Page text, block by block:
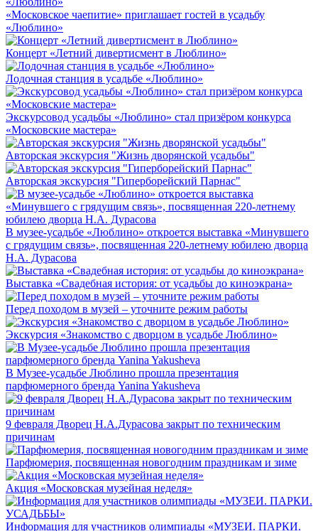
«Московское чаепитие» приглашает гостей в усадьбу
«Люблино»
Концерт «Летний дивертисмент в Люблино»
Лодочная станция в усадьбе «Люблино»
Экскурсовод усадьбы «Люблино» стал призёром конкурса
«Московские мастера»
Авторская экскурсия "Жизнь дворянской усадьбы"
Авторская экскурсия "Гиперборейский Парнас"
В музее-усадьбе «Люблино» откроется выставка «Минувшего
с грядущим связь», посвященная 220-летнему юбилею дворца
Н.А. Дурасова
Выставка «Свадебная история: от усадьбы до киноэкрана»
Перед походом в музей – уточните режим работы
Экскурсия «Знакомство с дворцом в усадьбе Люблино»
В Музее-усадьбе Люблино прошла презентация
парфюмерного бренда Yanina Yakusheva
9 февраля Дворец Н.А.Дурасова закрыт по техническим
причинам
Парфюмерия, посвященная новогодним праздникам и зиме
Акция «Московская музейная неделя»
Информация для участников олимпиады «МУЗЕИ. ПАРКИ.